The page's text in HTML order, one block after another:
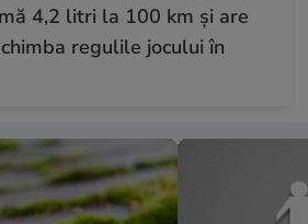
4,2 litri la 100 km și are
regulile jocului în